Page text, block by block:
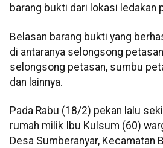
barang bukti dari lokasi ledakan
Belasan barang bukti yang
di antaranya selongsong
selongsong petasan, sumbu
dan lainnya.
Pada Rabu (18/2) pekan lalu
rumah milik Ibu Kulsum (60)
Desa Sumberanyar, Kecamatan